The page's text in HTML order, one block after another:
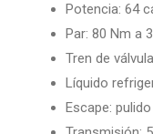
Potencia: 64
Par: 80 Nm a
Tren de
Líquido
Escape: